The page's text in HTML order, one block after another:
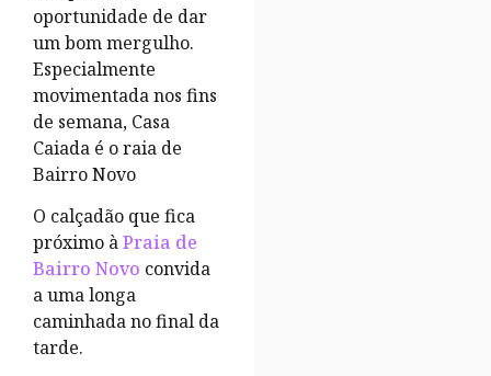
oportunidade de dar
um bom mergulho.
Especialmente
movimentada nos fins
de semana, Casa
Caiada é o raia de
Bairro Novo
O calçadão que fica
próximo àPraia de
Bairro Novo convida
a uma longa
caminhada no final da
tarde.